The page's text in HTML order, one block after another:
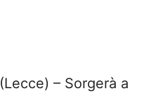
(Lecce) – Sorgerà a